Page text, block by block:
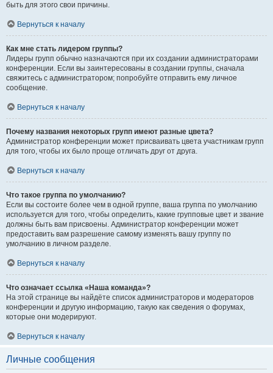
быть для этого свои причины.
Вернуться к началу
Как мне стать лидером группы?
Лидеры групп обычно назначаются при их создании администраторами
конференции. Если вы заинтересованы в создании группы, сначала
свяжитесь с администратором; попробуйте отправить ему личное
сообщение.
Вернуться к началу
Почему названия некоторых групп имеют разные цвета?
Администратор конференции может присваивать цвета участникам групп
для того, чтобы их было проще отличать друг от друга.
Вернуться к началу
Что такое группа по умолчанию?
Если вы состоите более чем в одной группе, ваша группа по умолчанию
используется для того, чтобы определить, какие групповые цвет и звание
должны быть вам присвоены. Администратор конференции может
предоставить вам разрешение самому изменять вашу группу по
умолчанию в личном разделе.
Вернуться к началу
Что означает ссылка «Наша команда»?
На этой странице вы найдёте список администраторов и модераторов
конференции и другую информацию, такую как сведения о форумах,
которые они модерируют.
Вернуться к началу
Личные сообщения